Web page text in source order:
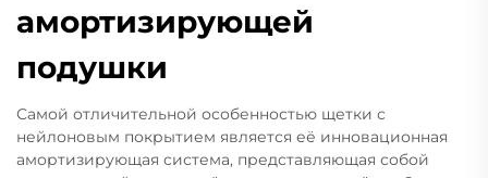
амортизирующей
подушки
Самой отличительной особенностью щетки с
нейлоновым покрытием является её инновационная
амортизирующая система, представляющая собой